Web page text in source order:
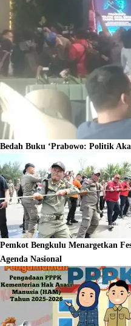
Bedah Buku ‘Prabowo: Politik
Pemkot Bengkulu Menargetkan
Agenda Nasional